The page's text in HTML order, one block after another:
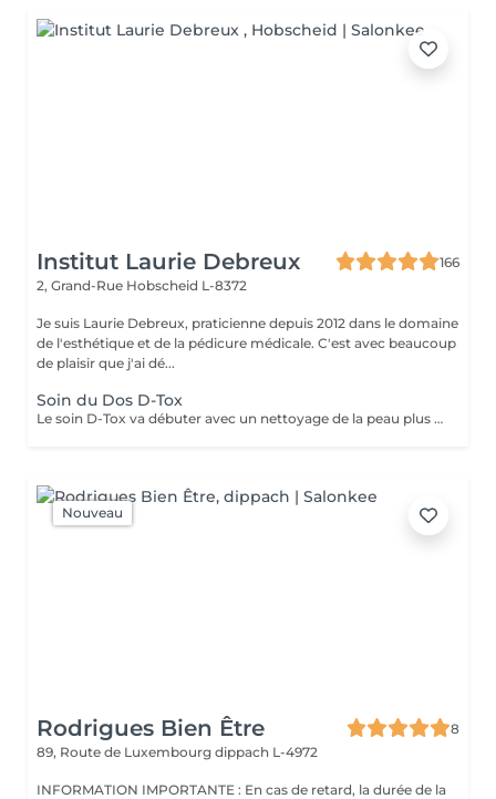
Institut Laurie Debreux
166
2, Grand-Rue Hobscheid L-8372
Je suis Laurie Debreux, praticienne depuis 2012 dans le domaine
de l'esthétique et de la pédicure médicale. C'est avec beaucoup
de plaisir que j'ai dé...
Soin du Dos D-Tox
Le soin D-Tox va débuter avec un nettoyage de la peau plus en profondeur sans dessécher la peau. Il va éliminer les impuretés, le sébum et les toxines permettant ainsi à la peau de mieux respirer et mieux absorber les actifs qui vont suivre. Il va révéler un teint clarifié et d'apparence saine. La peau sera plus douce, rafraichie et radieuse. Le soin est composé d'un nettoyage profond en douceur et d'un masque crème hydratant intense.
Nouveau
Rodrigues Bien Être
8
89, Route de Luxembourg dippach L-4972
INFORMATION IMPORTANTE : En cas de retard, la durée de la